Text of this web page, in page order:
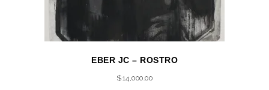
EBER JC – ROSTRO
$14,000.00